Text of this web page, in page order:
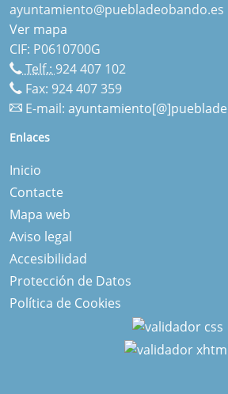
ayuntamiento@puebladeobando.es
Ver mapa
CIF: P0610700G
Telf.: 924 407 102
Fax: 924 407 359
E-mail:
Enlaces
Inicio
Contacte
Mapa web
Aviso legal
Accesibilidad
Protección de Datos
Política de Cookies